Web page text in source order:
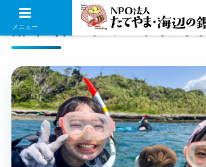
OKINOSHIMA SNORKELING GUIDE
館山・沖ノ島スノーケリング
メニュー